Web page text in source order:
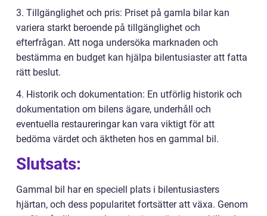
3. Tillgänglighet och pris: Priset på gamla bilar kan
variera starkt beroende på tillgänglighet och
efterfrågan. Att noga undersöka marknaden och
bestämma en budget kan hjälpa bilentusiaster att fatta
rätt beslut.
4. Historik och dokumentation: En utförlig historik och
dokumentation om bilens ägare, underhåll och
eventuella restaureringar kan vara viktigt för att
bedöma värdet och äktheten hos en gammal bil.
Slutsats:
Gammal bil har en speciell plats i bilentusiasters
hjärtan, och dess popularitet fortsätter att växa. Genom